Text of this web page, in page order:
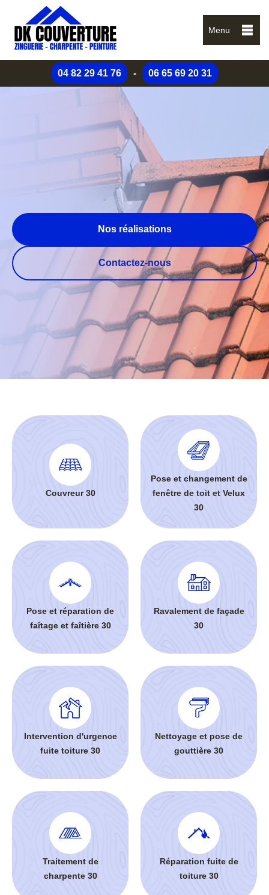
Menu
04 82 29 41 76 - 06 65 69 20 31
Nos réalisations
Contactez-nous
Couvreur 30
Pose et changement de
fenêtre de toit et Velux
30
Pose et réparation de
faîtage et faîtière 30
Ravalement de façade
30
Intervention d'urgence
fuite toiture 30
Nettoyage et pose de
gouttière 30
Traitement de
charpente 30
Réparation fuite de
toiture 30